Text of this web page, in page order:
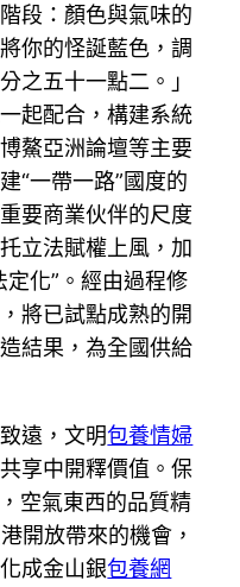
段：顏色與氣味的
你的怪誕藍色，調
之五十一點二。」
起配合，構建系統
鰲亞洲論壇等主要
“一帶一路”國度的
要商業伙伴的尺度
立法賦權上風，加
定化”。經由過程修
將已試點成熟的開
結果，為全國供給
遠，文明包養情婦
享中開釋價值。保
空氣東西的品質精
開放帶來的機會，
成金山銀包養網